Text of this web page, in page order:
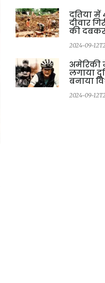
दतिया में
दीवार
की
2024-09-
अमेरिकी
लगाया
बनाया
2024-09-